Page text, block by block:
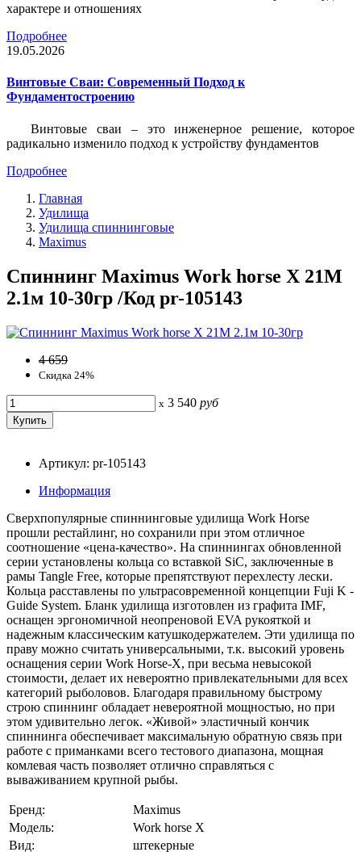
характере и отношениях
Подробнее
19.05.2026
Винтовые Сваи: Современный Подход к
Фундаментостроению
Винтовые сваи – это инженерное решение, которое
радикально изменило подход к устройству фундаментов
Подробнее
Главная
Удилища
Удилища спиннинговые
Maximus
Спиннинг Maximus Work horse X 21M
2.1м 10-30гр /Код pr-105143
4 659
Скидка 24%
x 3 540 руб
Артикул: pr-105143
Информация
Сверхпопулярные спиннинговые удилища Work Horse
прошли рестайлинг, но сохранили при этом отличное
соотношение «цена-качество». На спиннингах обновленной
серии установлены кольца со вставкой SiC, заключенные в
рамы Tangle Free, которые препятствуют перехлесту лески.
Кольца расставлены по ультрасовременной концепции Fuji K -
Guide System. Бланк удилища изготовлен из графита IMF,
оснащен эргономичной неопреновой EVA рукояткой и
надежным классическим катушкодержателем. Эти удилища по
праву можно считать универсальными, т.к. высокий уровень
оснащения серии Work Horse-X, при весьма невысокой
стоимости, делает их невероятно привлекательными для всех
категорий рыболовов. Благодаря правильному быстрому
строю спиннинг обладает невероятной мощностью, но при
этом удивительно легок. «Живой» эластичный кончик
спиннинга обеспечивает максимальную обратную связь при
работе с приманками всего тестового диапазона, мощная
комлевая часть позволяет отлично справляться с
вываживанием крупной рыбы.
Бренд:
Maximus
Модель:
Work horse X
Вид:
штекерные